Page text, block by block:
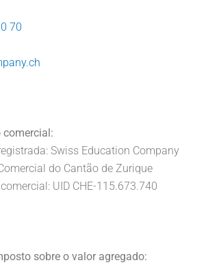
70
comercial:
Swiss Education Company
do Cantão de Zurique
UID CHE-115.673.740
sobre o valor agregado: